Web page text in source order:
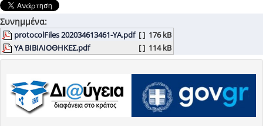
Συνημμένα:
protocolFiles 202034613461-ΥΑ.pdf [ ] 176 kB
ΥΑ ΒΙΒΙΛΙΟΘΗΚΕΣ.pdf
[ ] 114 kB